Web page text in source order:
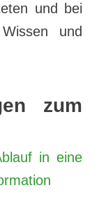
und bei
und
zum
in eine